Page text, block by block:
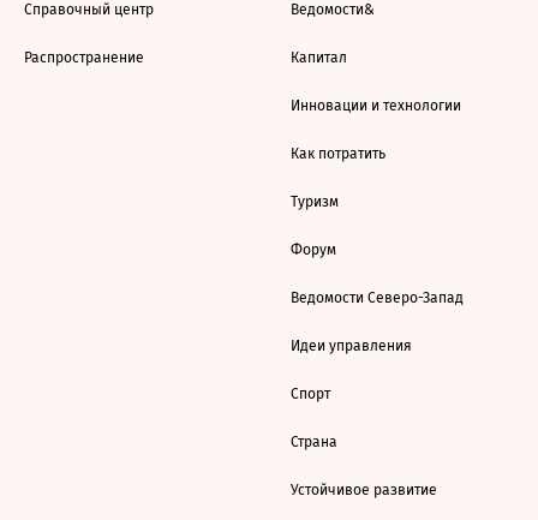
Справочный центр
Распространение
Ведомости&
Капитал
Инновации и технологии
Как потратить
Туризм
Форум
Ведомости Северо-Запад
Идеи управления
Спорт
Страна
Устойчивое развитие